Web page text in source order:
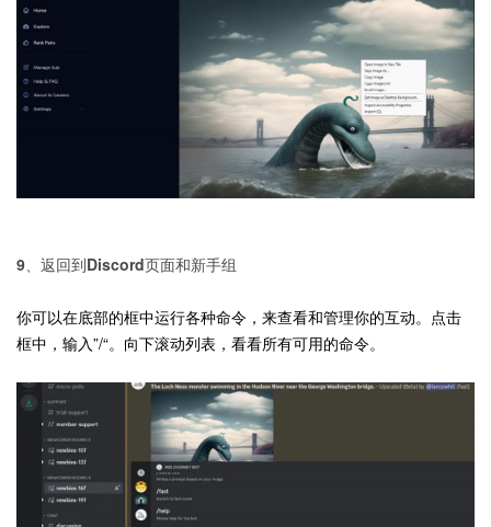
9、返回到Discord页面和新手组
你可以在底部的框中运行各种命令，来查看和管理你的互动。点击
框中，输入”/“。向下滚动列表，看看所有可用的命令。